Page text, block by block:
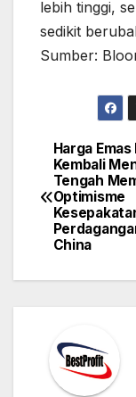
lebih tinggi,
sedikit
Sumber:
Post
Harga Emas
Kembali
Tengah
Optimisme
China